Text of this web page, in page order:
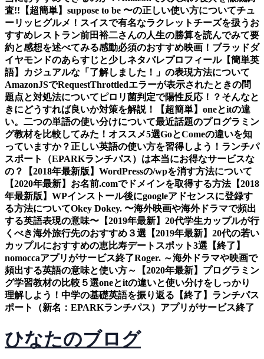
査!! 【超簡単】suppose to be 〜の正しい使い方についてチュ
ーリッヒグルメ！スイスで有名なラクレットチーズを扱うお
すすめレストラン前田裕二さんの人生の勝算を読んでみて要
約と感想を述べてみる感動必須のおすすめ映画！ブラッドダ
イヤモンドのあらすじと少しネタバレプロフィール【簡単英
語】カジュアルな「了解しました！」の表現方法について
AmazonJSでRequestThrottledエラーが表示されたときの問
題点と対処法について ピロリ菌判定で陽性反応！？そんなと
きにどうすれば良いか対策を解説！
【超簡単】oneとitの違
い。二つの単語の使い分けについて最近話題のプログラミン
グ教材を比較してみた！オススメ5選GoとComeの違いを知
っていますか？正しい英語の使い方を習得しよう！ ランチパ
スポート（EPARKランチパス）は本当にお得なサービスな
の？
【2018年最新版】WordPressの/wpを消す方法について
【2020年最新】お名前.comでドメインを取得する方法【2018
年最新版】WPインストール後にgoogleアドセンスに登録す
る方法についてOkey Dokey. 〜海外映画や海外ドラマで頻出
する英語表現の意味〜 【2019年最新】20代学生カップルが行
くべき海外旅行先のおすすめ３選 【2019年最新】20代の若い
カップルにおすすめの恵比寿デートスポット3選 【終了】
nomoccaアプリがサービス終了Roger. ～海外ドラマや映画で
頻出する英語の意味と使い方～
【2020年最新】プログラミン
グ学習教材の比較５選oneとitの違いと使い分けをしっかり
理解しよう！中学の基礎英語を振り返る 【終了】ランチパス
ポート（新名：EPARKランチパス）アプリがサービス終了
ひなたのブログ